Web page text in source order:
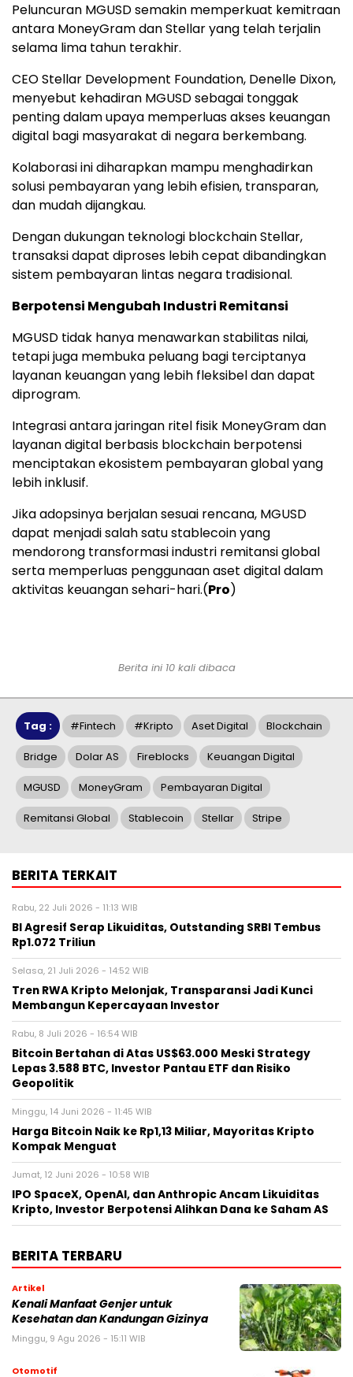
Peluncuran MGUSD semakin memperkuat kemitraan
antara MoneyGram dan Stellar yang telah terjalin
selama lima tahun terakhir.
CEO Stellar Development Foundation, Denelle Dixon,
menyebut kehadiran MGUSD sebagai tonggak
penting dalam upaya memperluas akses keuangan
digital bagi masyarakat di negara berkembang.
Kolaborasi ini diharapkan mampu menghadirkan
solusi pembayaran yang lebih efisien, transparan,
dan mudah dijangkau.
Dengan dukungan teknologi blockchain Stellar,
transaksi dapat diproses lebih cepat dibandingkan
sistem pembayaran lintas negara tradisional.
Berpotensi Mengubah Industri Remitansi
MGUSD tidak hanya menawarkan stabilitas nilai,
tetapi juga membuka peluang bagi terciptanya
layanan keuangan yang lebih fleksibel dan dapat
diprogram.
Integrasi antara jaringan ritel fisik MoneyGram dan
layanan digital berbasis blockchain berpotensi
menciptakan ekosistem pembayaran global yang
lebih inklusif.
Jika adopsinya berjalan sesuai rencana, MGUSD
dapat menjadi salah satu stablecoin yang
mendorong transformasi industri remitansi global
serta memperluas penggunaan aset digital dalam
aktivitas keuangan sehari-hari.(Pro)
Berita ini 10 kali dibaca
Tag : #Fintech #kripto Aset Digital Blockchain
Bridge Dolar AS Fireblocks Keuangan Digital
MGUSD MoneyGram Pembayaran Digital
Remitansi Global Stablecoin Stellar Stripe
BERITA TERKAIT
Rabu, 22 Juli 2026 - 11:13 WIB
BI Agresif Serap Likuiditas, Outstanding SRBI Tembus
Rp1.072 Triliun
Selasa, 21 Juli 2026 - 14:52 WIB
Tren RWA Kripto Melonjak, Transparansi Jadi Kunci
Membangun Kepercayaan Investor
Rabu, 8 Juli 2026 - 16:54 WIB
Bitcoin Bertahan di Atas US$63.000 Meski Strategy
Lepas 3.588 BTC, Investor Pantau ETF dan Risiko
Geopolitik
Minggu, 14 Juni 2026 - 11:45 WIB
Harga Bitcoin Naik ke Rp1,13 Miliar, Mayoritas Kripto
Kompak Menguat
Jumat, 12 Juni 2026 - 10:58 WIB
IPO SpaceX, OpenAI, dan Anthropic Ancam Likuiditas
Kripto, Investor Berpotensi Alihkan Dana ke Saham AS
BERITA TERBARU
Artikel
Kenali Manfaat Genjer untuk
Kesehatan dan Kandungan Gizinya
Minggu, 9 Agu 2026 - 15:11 WIB
Otomotif